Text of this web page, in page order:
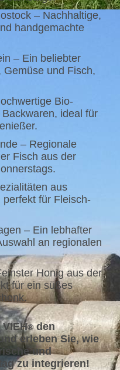
– Nachhaltige,
handgemachte
– Ein beliebter
und Fisch,
Bio-
ideal für
– Regionale
Fisch aus der
aus
für Fleisch-
– Ein lebhafter
an regionalen
Honig aus der
für ein süßes
®den
erleben Sie, wie
und
zu integrieren!